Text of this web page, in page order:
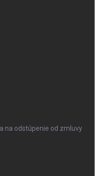
na odstúpenie od zmluvy